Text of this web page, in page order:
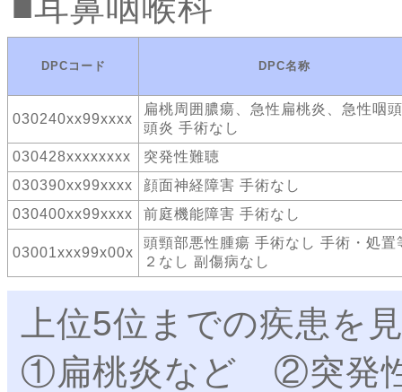
DPCコード DPC名称
030240xx99xxxx
扁桃周囲膿瘍、急性扁桃炎、急性咽
頭炎 手術なし
030428xxxxxxxx
突発性難聴
030390xx99xxxx
顔面神経障害 手術なし
030400xx99xxxx
前庭機能障害 手術なし
03001xxx99x00x
頭頸部悪性腫瘍 手術なし 手術・処置
２なし 副傷病なし
上位5位までの疾患を
①扁桃炎など ②突発